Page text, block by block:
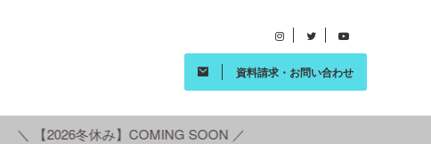
資料請求・お問い合わせ
＼ 【2026冬休み】COMING SOON ／